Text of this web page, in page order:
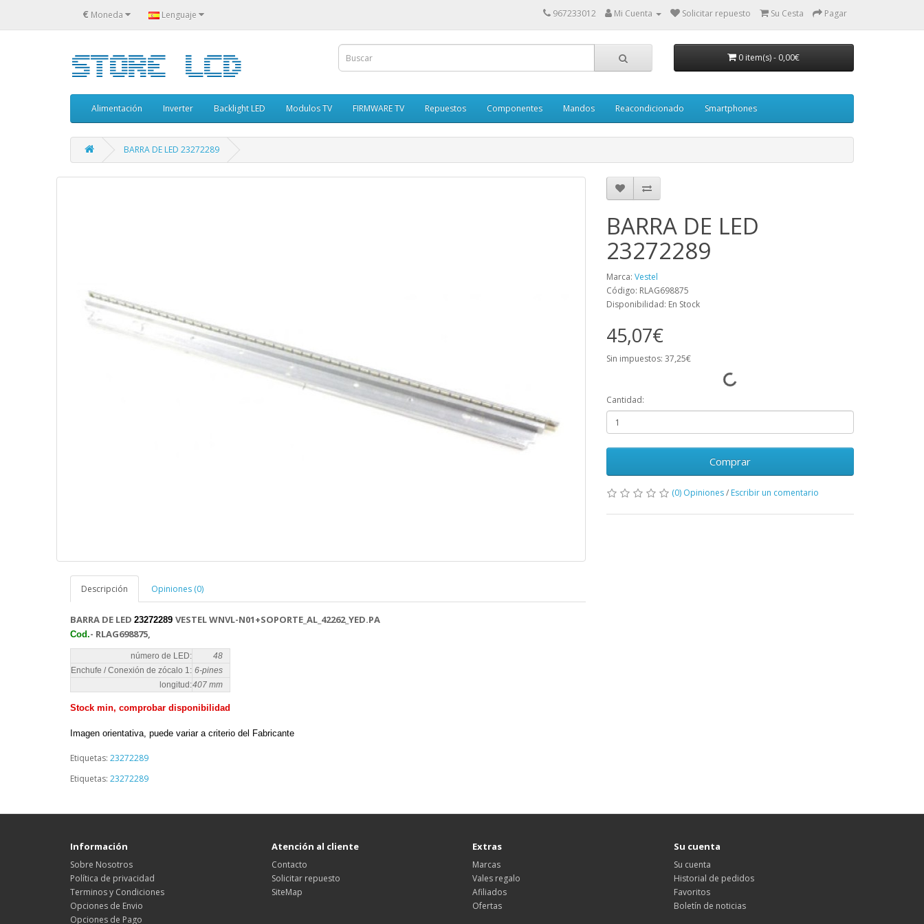
€ Moneda Lenguaje 967233012 Mi Cuenta Solicitar repuesto Su Cesta Pagar
0 item(s)- 0,00€
Alimentación Inverter Backlight LED Modulos TV FIRMWARE TV Repuestos Componentes Mandos Reacondicionado Smartphones
BARRA DE LED 23272289
Descripción Opiniones (0)
BARRA DE LED 23272289 VESTEL WNVL-N01+SOPORTE_AL_42262_YED.PA
Cod.- RLAG698875,
número de LED:
48
Enchufe / Conexión de zócalo 1: 6-pines
longitud:407 mm
Stock min, comprobar disponibilidad
Imagen orientativa, puede variar a criterio del Fabricante
BARRA DE LED
23272289
Marca: Vestel
Código: RLAG698875
Disponibilidad: En Stock
45,07€
Sin impuestos: 37,25€
Cantidad:
Comprar
(0) Opiniones/ Escribir un comentario
Etiquetas: 23272289
Etiquetas: 23272289
Información
Sobre Nosotros
Política de privacidad
Terminos y Condiciones
Opciones de Envio
Opciones de Pago
Atención al cliente
Contacto
Solicitar repuesto
SiteMap
Extras
Marcas
Vales regalo
Afiliados
Ofertas
Su cuenta
Su cuenta
Historial de pedidos
Favoritos
Boletín de noticias